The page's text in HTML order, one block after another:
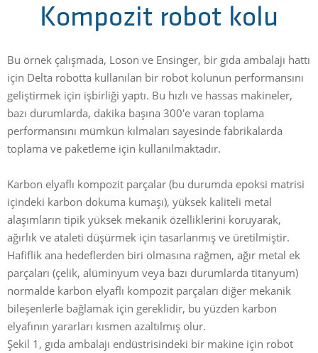
Kompozit robot kolu
Bu örnek çalışmada, Loson ve Ensinger, bir gıda ambalajı hattı
için Delta robotta kullanılan bir robot kolunun performansını
geliştirmek için işbirliği yaptı. Bu hızlı ve hassas makineler,
bazı durumlarda, dakika başına 300'e varan toplama
performansını mümkün kılmaları sayesinde fabrikalarda
toplama ve paketleme için kullanılmaktadır.
Karbon elyaflı kompozit parçalar (bu durumda epoksi matrisi
içindeki karbon dokuma kumaşı), yüksek kaliteli metal
alaşımların tipik yüksek mekanik özelliklerini koruyarak,
ağırlık ve ataleti düşürmek için tasarlanmış ve üretilmiştir.
Hafiflik ana hedeflerden biri olmasına rağmen, ağır metal ek
parçaları (çelik, alüminyum veya bazı durumlarda titanyum)
normalde karbon elyaflı kompozit parçaları diğer mekanik
bileşenlerle bağlamak için gereklidir, bu yüzden karbon
elyafının yararları kısmen azaltılmış olur.
Şekil 1, gıda ambalajı endüstrisindeki bir makine için robot